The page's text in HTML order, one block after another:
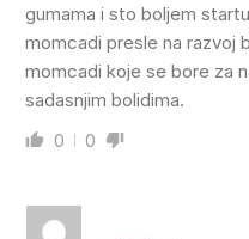
gumama i sto boljem
momcadi presle na razvoj
momcadi koje se bore za
sadasnjim bolidima.
0 0